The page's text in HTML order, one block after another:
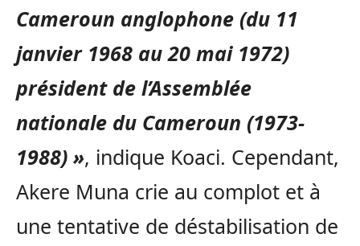
Cameroun anglophone (du 11
janvier 1968 au 20 mai 1972)
président de l’Assemblée
nationale du Cameroun (1973-
1988) », indique Koaci. Cependant,
Akere Muna crie au complot et à
une tentative de déstabilisation de